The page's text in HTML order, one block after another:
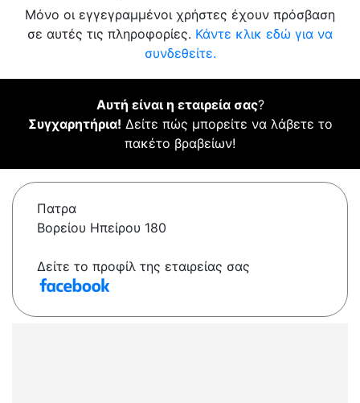
Μόνο οι εγγεγραμμένοι χρήστες έχουν πρόσβαση
σε αυτές τις πληροφορίες. Κάντε κλικ εδώ για να
συνδεθείτε.
Αυτή είναι η εταιρεία σας?
Συγχαρητήρια! Δείτε πώς μπορείτε να λάβετε το
πακέτο βραβείων!
Πατρα
Βορείου Ηπείρου 180
Δείτε το προφίλ της εταιρείας σας